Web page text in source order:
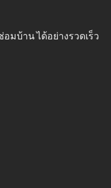
มบ้าน ได้อย่างรวดเร็ว